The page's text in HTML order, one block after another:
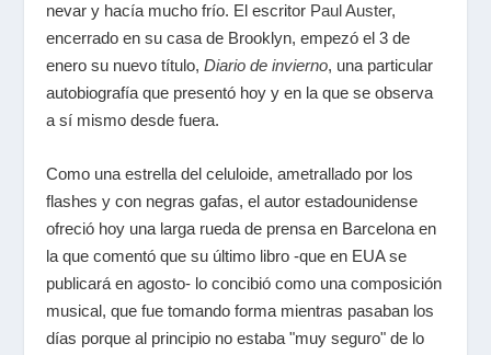
nevar y hacía mucho frío. El escritor Paul Auster,
encerrado en su casa de Brooklyn, empezó el 3 de
enero su nuevo título,Diario de invierno, una particular
autobiografía que presentó hoy y en la que se observa
a sí mismo desde fuera.
Como una estrella del celuloide, ametrallado por los
flashes y con negras gafas, el autor estadounidense
ofreció hoy una larga rueda de prensa en Barcelona en
la que comentó que su último libro -que en EUA se
publicará en agosto- lo concibió como una composición
musical, que fue tomando forma mientras pasaban los
días porque al principio no estaba "muy seguro" de lo